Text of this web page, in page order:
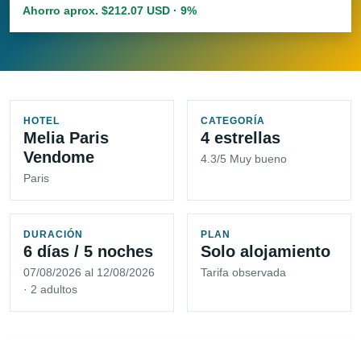
Ahorro aprox. $212.07 USD · 9%
HOTEL
Melia Paris
Vendome
Paris
CATEGORÍA
4 estrellas
4.3/5 Muy bueno
DURACIÓN
6 días / 5 noches
07/08/2026 al 12/08/2026
· 2 adultos
PLAN
Solo alojamiento
Tarifa observada